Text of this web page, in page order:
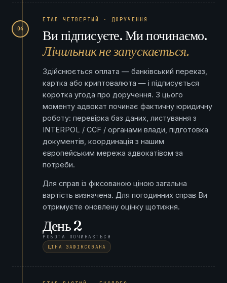
04
ЕТАП ЧЕТВЕРТИЙ · ДОРУЧЕННЯ
Ви підписуєте. Ми починаємо.
Лічильник не запускається.
Здійснюється оплата — банківський переказ,
картка або криптовалюта — і підписується
коротка угода про доручення. З цього
моменту адвокат починає фактичну юридичну
роботу: перевірка баз даних, листування з
INTERPOL / CCF / органами влади, підготовка
документів, координація з нашим
європейським мережа адвокатівом за
потреби.
Для справ із фіксованою ціною загальна
вартість визначена. Для погодинних справ Ви
отримуєте оновлену оцінку щотижня.
День 2
РОБОТА ПОЧИНАЄТЬСЯ
ЦІНА ЗАФІКСОВАНА